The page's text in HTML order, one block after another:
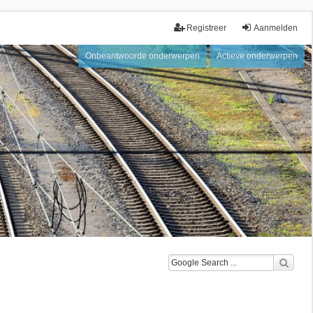
Aanmelden
Registreer
Onbeantwoorde onderwerpen Actieve onderwerpen